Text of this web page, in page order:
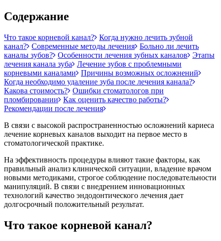
Содержание
Что такое корневой канал? Когда нужно лечить зубной
канал? Современные методы лечения Больно ли лечить
каналы зубов? Особенности лечения зубных каналов
Этапы
лечения канала зуба
Лечение зубов с проблемными
корневыми каналами
Причины возможных осложнений
Когда необходимо удаление зуба после лечения канала?
Какова стоимость? Ошибки стоматологов при
пломбировании
Как оценить качество работы?
Рекомендации после лечения
В связи с высокой распространенностью осложнений кариеса
лечение корневых каналов выходит на первое место в
стоматологической практике.
На эффективность процедуры влияют такие факторы, как
правильный анализ клинической ситуации, владение врачом
новыми методиками, строгое соблюдение последовательности
манипуляций. В связи с внедрением инновационных
технологий качество эндодонтического лечения дает
долгосрочный положительный результат.
Что такое корневой канал?